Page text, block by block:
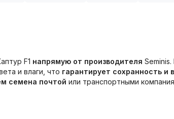
F1 напрямую от производителя
и влаги, что гарантирует сохранность и
семена почтой или транспортными